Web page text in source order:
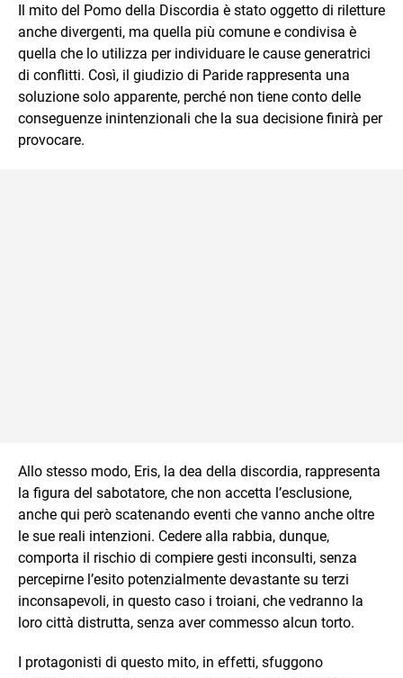
Il mito del Pomo della Discordia è stato oggetto di riletture
anche divergenti, ma quella più comune e condivisa è
quella che lo utilizza per individuare le cause generatrici
di conflitti. Così, il giudizio di Paride rappresenta una
soluzione solo apparente, perché non tiene conto delle
conseguenze inintenzionali che la sua decisione finirà per
provocare.
Allo stesso modo, Eris, la dea della discordia, rappresenta
la figura del sabotatore, che non accetta l’esclusione,
anche qui però scatenando eventi che vanno anche oltre
le sue reali intenzioni. Cedere alla rabbia, dunque,
comporta il rischio di compiere gesti inconsulti, senza
percepirne l’esito potenzialmente devastante su terzi
inconsapevoli, in questo caso i troiani, che vedranno la
loro città distrutta, senza aver commesso alcun torto.
I protagonisti di questo mito, in effetti, sfuggono